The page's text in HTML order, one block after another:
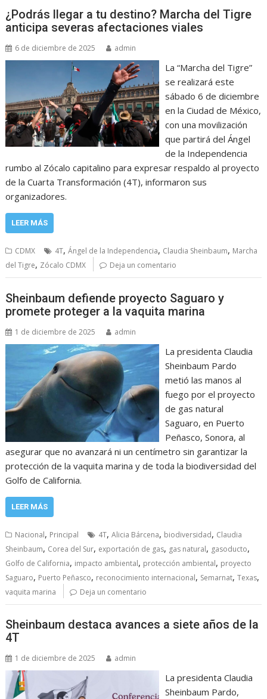
¿Podrás llegar a tu destino? Marcha del Tigre
anticipa severas afectaciones viales
6 de diciembre de 2025 admin
La “Marcha del Tigre”
se realizará este
sábado 6 de diciembre
en la Ciudad de México,
con una movilización
que partirá del Ángel
de la Independencia
rumbo al Zócalo capitalino para expresar respaldo al proyecto
de la Cuarta Transformación (4T), informaron sus
organizadores.
LEER MÁS
CDMX 4T,Ángel de la Independencia, Claudia Sheinbaum, Marcha
del Tigre, Zócalo CDMX Deja un comentario
Sheinbaum defiende proyecto Saguaro y
promete proteger a la vaquita marina
1 de diciembre de 2025 admin
La presidenta Claudia
Sheinbaum Pardo
metió las manos al
fuego por el proyecto
de gas natural
Saguaro, en Puerto
Peñasco, Sonora, al
asegurar que no avanzará ni un centímetro sin garantizar la
protección de la vaquita marina y de toda la biodiversidad del
Golfo de California.
LEER MÁS
Nacional, Principal 4T,Alicia Bárcena, biodiversidad, Claudia
Sheinbaum, Corea del Sur, exportación de gas, gas natural, gasoducto,
Golfo de California, impacto ambiental, protección ambiental, proyecto
Saguaro, Puerto Peñasco, reconocimiento internacional, Semarnat,Texas,
vaquita marina Deja un comentario
Sheinbaum destaca avances a siete años de la
4T
1 de diciembre de 2025 admin
La presidenta Claudia
Sheinbaum Pardo,